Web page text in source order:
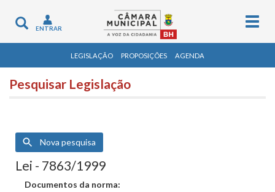
Toggle
navigation
ENTRAR
LEGISLAÇÃO PROPOSIÇÕES AGENDA
Pesquisar Legislação
Nova pesquisa
Lei - 7863/1999
Documentos da norma: